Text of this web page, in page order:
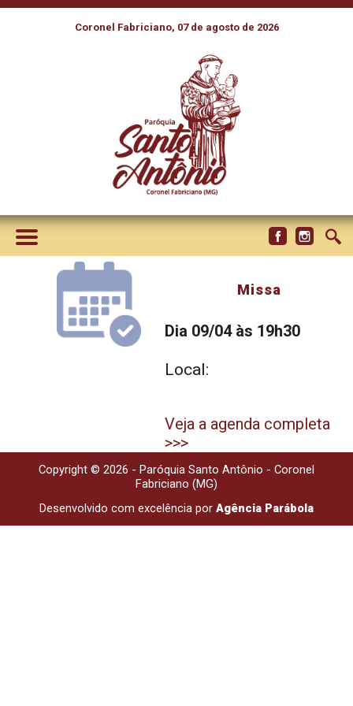
Coronel Fabriciano, 07 de agosto de 2026
Missa
Dia 09/04 às 19h30
Local:
Veja a agenda completa
>>>
Copyright © 2026 - Paróquia Santo Antônio - Coronel
Fabriciano (MG)
Desenvolvido com excelência por Agência Parábola